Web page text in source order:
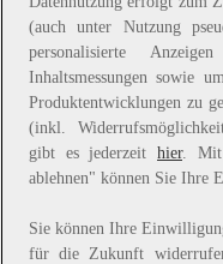
(auch unter Nutzung
personalisierte
Inhaltsmessungen sowie
Produktentwicklungen zu
(inkl.
gibt es jederzeit hier. Mit
ablehnen" können Sie Ihre
Sie können Ihre
für die Zukunft